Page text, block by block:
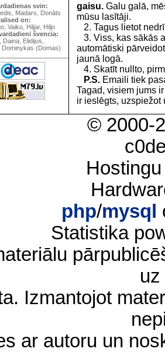
svin:
Madars, Donāts
on:
Vaiko, Hiljar, Hiljo
švencia:
Daina, Elidijus,
(Domas)
gaisu. Galu galā,
mūsu lasītāji.
2. Tagus lietot
3. Viss, kas sākās
automātiski
jaunā logā.
4. Skatīt nullto,
P.S. Emaili tiek
Tagad, visiem jums
ir ieslēgts, uzspiežot
© 2000-
php/mysql
Statistika
Izmantojot
ar autoru un